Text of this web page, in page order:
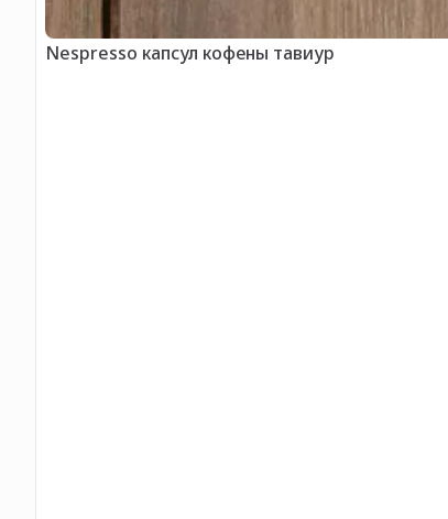
Nespresso капсул кофены тавиур